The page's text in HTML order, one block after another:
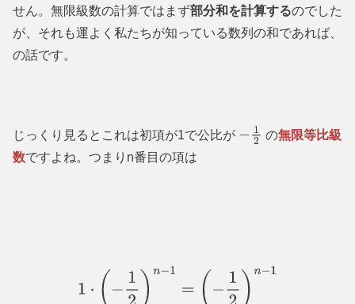
せん。無限級数の計算ではまず部分和を計算するのでした
が、それも運よく私たちが知っている数列の和であれば、
の話です。
じっくり見るとこれは初項が1で公比が −12 の無限等比級
数ですよね。つまりn番目の項は
1⋅ ( −1 2) n− 1= 2)n − 1